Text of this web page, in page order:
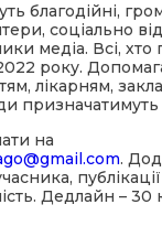
благодійні,
соціально
медіа. Всі, хто
року.
лікарням,
призначатимуть
на
.
Дедлайн – 30